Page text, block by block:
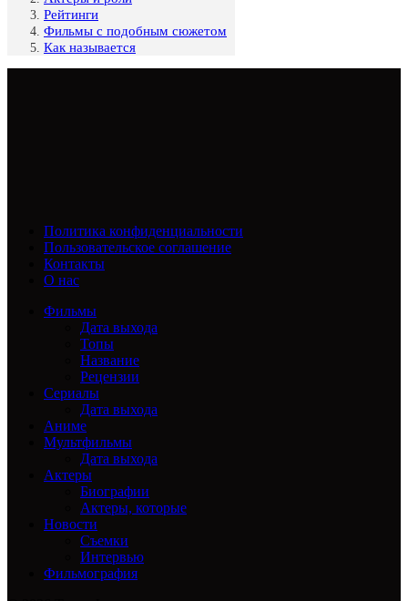
Рейтинги
Фильмы с подобным сюжетом
Как называется
Политика конфиденциальности
Пользовательское соглашение
Контакты
О нас
Фильмы
Дата выхода
Топы
Название
Рецензии
Сериалы
Дата выхода
Аниме
Мультфильмы
Дата выхода
Актеры
Биографии
Актеры, которые
Новости
Съемки
Интервью
Фильмография